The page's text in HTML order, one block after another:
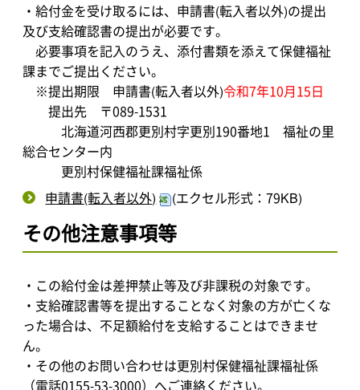
・給付金を受け取るには、申請書(転入者以外)の提出
及び支給確認書の提出が必要です。
必要事項を記入のうえ、添付書類を添えて保健福祉
課までご提出ください。
※提出期限 申請書(転入者以外)令和7年10月15日
提出先 〒089-1531
北海道河西郡更別村字更別190番地1 福祉の里
総合センター内
更別村保健福祉課福祉係
申請書(転入者以外)
(エクセル形式：79KB)
その他注意事項等
・この給付金は差押禁止等及び非課税の対象です。
・支給確認書等を提出することなく対象の方が亡くな
った場合は、不足額給付を支給することはできませ
ん。
・その他のお問い合わせは更別村保健福祉課福祉係
（電話0155-53-3000）へご連絡ください。